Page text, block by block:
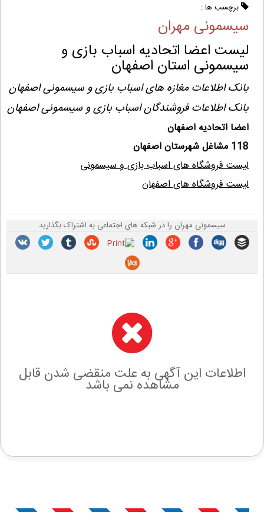
برچسب ها :
سیسمونی مهران
لیست اعضا اتحادیه اسباب بازی و
سیسمونی استان اصفهان
بانک اطلاعات مغازه های اسباب بازی و سیسمونی اصفهان
بانک اطلاعات فروشندگان اسباب بازی و سیسمونی اصفهان
اعضا اتحادیه اصفهان
118 مشاغل شهرستان اصفهان
لیست فروشگاه های اسباب بازی و سیسمونی
لیست فروشگاه های اصفهان
سیسمونی مهران را در شبکه های اجتماعی به اشتراک بگذارید
اطلاعات این آگهی به علت منقضی شدن قابل
مشاهده نمی باشد